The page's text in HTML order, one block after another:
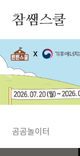
참쌤스쿨
◀
곰곰놀이터